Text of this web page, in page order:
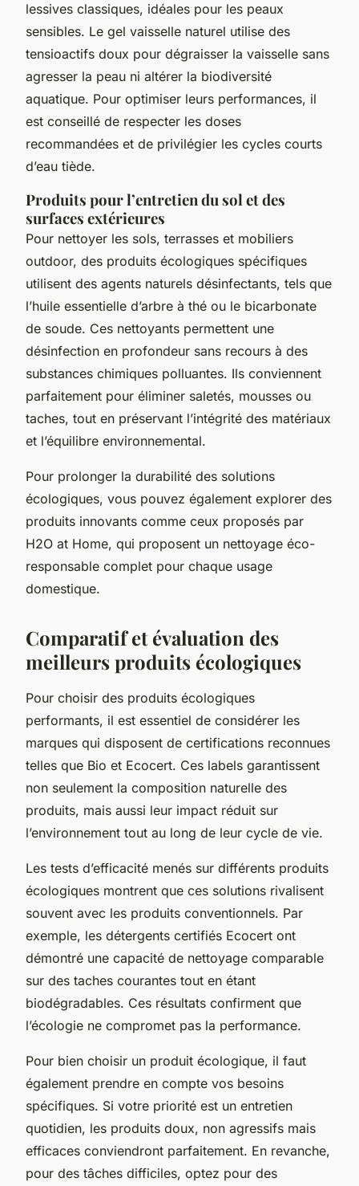
lessives classiques, idéales pour les peaux
sensibles. Le gel vaisselle naturel utilise des
tensioactifs doux pour dégraisser la vaisselle sans
agresser la peau ni altérer la biodiversité
aquatique. Pour optimiser leurs performances, il
est conseillé de respecter les doses
recommandées et de privilégier les cycles courts
d’eau tiède.
Produits pour l’entretien du sol et des
surfaces extérieures
Pour nettoyer les sols, terrasses et mobiliers
outdoor, des produits écologiques spécifiques
utilisent des agents naturels désinfectants, tels que
l’huile essentielle d’arbre à thé ou le bicarbonate
de soude. Ces nettoyants permettent une
désinfection en profondeur sans recours à des
substances chimiques polluantes. Ils conviennent
parfaitement pour éliminer saletés, mousses ou
taches, tout en préservant l’intégrité des matériaux
et l’équilibre environnemental.
Pour prolonger la durabilité des solutions
écologiques, vous pouvez également explorer des
produits innovants comme ceux proposés par
H2O at Home, qui proposent un nettoyage éco-
responsable complet pour chaque usage
domestique.
Comparatif et évaluation des
meilleurs produits écologiques
Pour choisir des produits écologiques
performants, il est essentiel de considérer les
marques qui disposent de certifications reconnues
telles que Bio et Ecocert. Ces labels garantissent
non seulement la composition naturelle des
produits, mais aussi leur impact réduit sur
l’environnement tout au long de leur cycle de vie.
Les tests d’efficacité menés sur différents produits
écologiques montrent que ces solutions rivalisent
souvent avec les produits conventionnels. Par
exemple, les détergents certifiés Ecocert ont
démontré une capacité de nettoyage comparable
sur des taches courantes tout en étant
biodégradables. Ces résultats confirment que
l’écologie ne compromet pas la performance.
Pour bien choisir un produit écologique, il faut
également prendre en compte vos besoins
spécifiques. Si votre priorité est un entretien
quotidien, les produits doux, non agressifs mais
efficaces conviendront parfaitement. En revanche,
pour des tâches difficiles, optez pour des